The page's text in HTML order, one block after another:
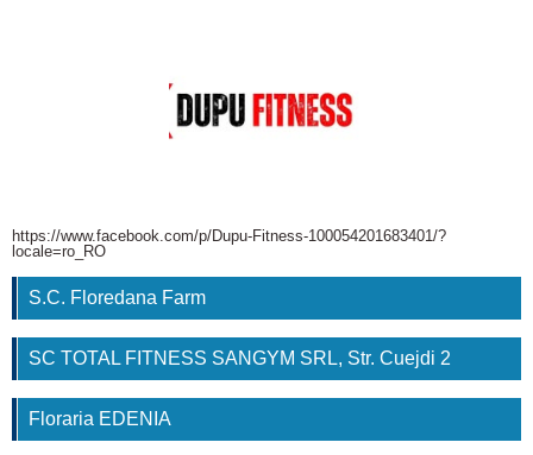
https://www.facebook.com/p/Dupu-Fitness-100054201683401/?
locale=ro_RO
S.C. Floredana Farm
SC TOTAL FITNESS SANGYM SRL, Str. Cuejdi 2
Floraria EDENIA